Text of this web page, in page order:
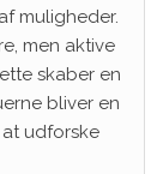
muligheder.
men aktive
skaber en
bliver en
udforske